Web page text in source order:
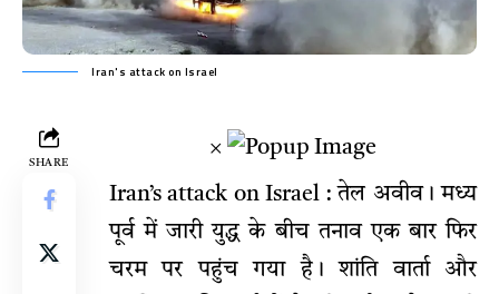
Iran's attack on Israel
SHARE
×
Iran’s attack on Israel : तेल अवीव। मध्य
पूर्व में जारी युद्ध के बीच तनाव एक बार फिर
चरम पर पहुंच गया है। शांति वार्ता और